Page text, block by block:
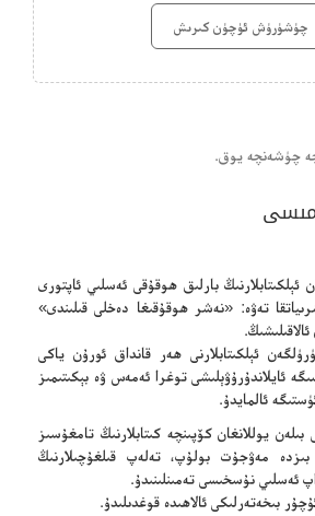
چۈشۈرۈش ئۈچۈن كىرىش
چۈشەنچە يوق.
ئېلكىتابلارنىڭ بارلىق ھوقۇقى ئەسلىي ئاپتورى
تەۋە: «نەشر ھوقۇقىغا دەخلى قىلىندى»
ئېلكىتابلارنى ھەر قانداق ئورۇن ياكى
ئايلاندۇرۇۋېلىشى توغرا ئەمەس ۋە بېكىتىمىز
ئالمايدۇ.
يوللانغان كۆپىنچە كىتابلارنىڭ تامغۇسىز
مەۋجۇت بولۇپ، تەلەپ قىلغۇچىلارنىڭ
ئەسلىي نۇسخىسى تەمىنلىنىدۇ.